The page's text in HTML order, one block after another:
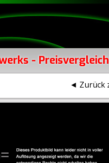
- Preisvergleich
◄ Zurück